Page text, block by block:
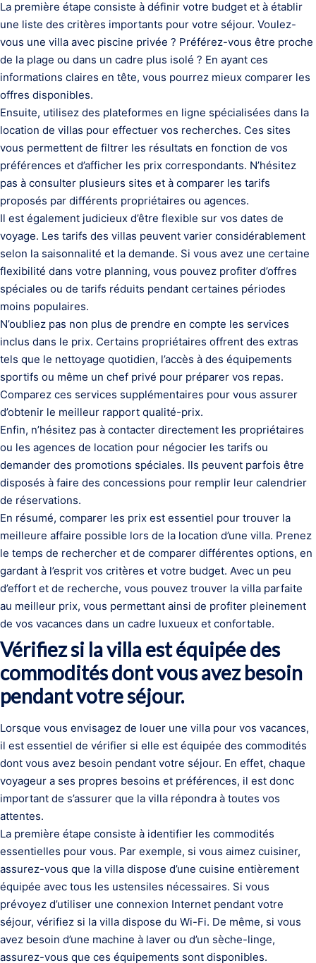
La première étape consiste à définir votre budget et à établir
une liste des critères importants pour votre séjour. Voulez-
vous une villa avec piscine privée ? Préférez-vous être proche
de la plage ou dans un cadre plus isolé ? En ayant ces
informations claires en tête, vous pourrez mieux comparer les
offres disponibles.
Ensuite, utilisez des plateformes en ligne spécialisées dans la
location de villas pour effectuer vos recherches. Ces sites
vous permettent de filtrer les résultats en fonction de vos
préférences et d’afficher les prix correspondants. N’hésitez
pas à consulter plusieurs sites et à comparer les tarifs
proposés par différents propriétaires ou agences.
Il est également judicieux d’être flexible sur vos dates de
voyage. Les tarifs des villas peuvent varier considérablement
selon la saisonnalité et la demande. Si vous avez une certaine
flexibilité dans votre planning, vous pouvez profiter d’offres
spéciales ou de tarifs réduits pendant certaines périodes
moins populaires.
N’oubliez pas non plus de prendre en compte les services
inclus dans le prix. Certains propriétaires offrent des extras
tels que le nettoyage quotidien, l’accès à des équipements
sportifs ou même un chef privé pour préparer vos repas.
Comparez ces services supplémentaires pour vous assurer
d’obtenir le meilleur rapport qualité-prix.
Enfin, n’hésitez pas à contacter directement les propriétaires
ou les agences de location pour négocier les tarifs ou
demander des promotions spéciales. Ils peuvent parfois être
disposés à faire des concessions pour remplir leur calendrier
de réservations.
En résumé, comparer les prix est essentiel pour trouver la
meilleure affaire possible lors de la location d’une villa. Prenez
le temps de rechercher et de comparer différentes options, en
gardant à l’esprit vos critères et votre budget. Avec un peu
d’effort et de recherche, vous pouvez trouver la villa parfaite
au meilleur prix, vous permettant ainsi de profiter pleinement
de vos vacances dans un cadre luxueux et confortable.
Vérifiez si la villa est équipée des
commodités dont vous avez besoin
pendant votre séjour.
Lorsque vous envisagez de louer une villa pour vos vacances,
il est essentiel de vérifier si elle est équipée des commodités
dont vous avez besoin pendant votre séjour. En effet, chaque
voyageur a ses propres besoins et préférences, il est donc
important de s’assurer que la villa répondra à toutes vos
attentes.
La première étape consiste à identifier les commodités
essentielles pour vous. Par exemple, si vous aimez cuisiner,
assurez-vous que la villa dispose d’une cuisine entièrement
équipée avec tous les ustensiles nécessaires. Si vous
prévoyez d’utiliser une connexion Internet pendant votre
séjour, vérifiez si la villa dispose du Wi-Fi. De même, si vous
avez besoin d’une machine à laver ou d’un sèche-linge,
assurez-vous que ces équipements sont disponibles.